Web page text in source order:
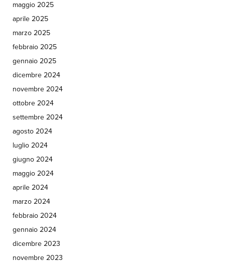
maggio 2025
aprile 2025
marzo 2025
febbraio 2025
gennaio 2025
dicembre 2024
novembre 2024
ottobre 2024
settembre 2024
agosto 2024
luglio 2024
giugno 2024
maggio 2024
aprile 2024
marzo 2024
febbraio 2024
gennaio 2024
dicembre 2023
novembre 2023